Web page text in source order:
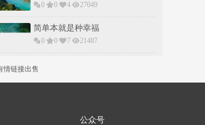
0 0 4 27049
简单本就是种幸福
0 0 7 21487
情链接出售
公众号